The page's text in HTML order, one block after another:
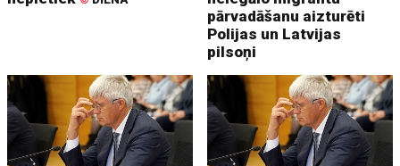
pārvadāšanu aizturēti
Polijas un Latvijas
pilsoņi